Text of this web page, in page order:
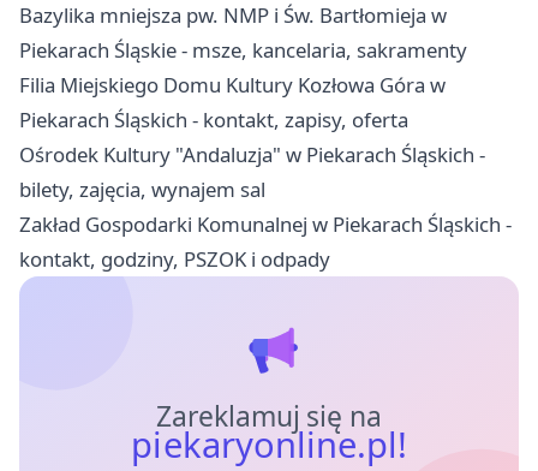
Bazylika mniejsza pw. NMP i Św. Bartłomieja w
Piekarach Śląskie - msze, kancelaria, sakramenty
Filia Miejskiego Domu Kultury Kozłowa Góra w
Piekarach Śląskich - kontakt, zapisy, oferta
Ośrodek Kultury "Andaluzja" w Piekarach Śląskich -
bilety, zajęcia, wynajem sal
Zakład Gospodarki Komunalnej w Piekarach Śląskich -
kontakt, godziny, PSZOK i odpady
Zareklamuj się na
piekaryonline.pl!